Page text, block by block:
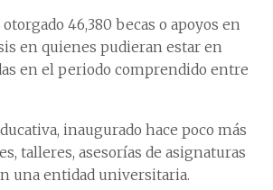
46,380 becas o apoyos en
en quienes pudieran estar en
en el periodo comprendido entre
inaugurado hace poco más
talleres, asesorías de asignaturas
una entidad universitaria.